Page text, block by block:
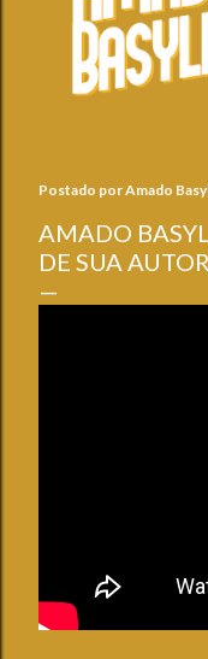
Postado porAmado
AMADO
DE SUA